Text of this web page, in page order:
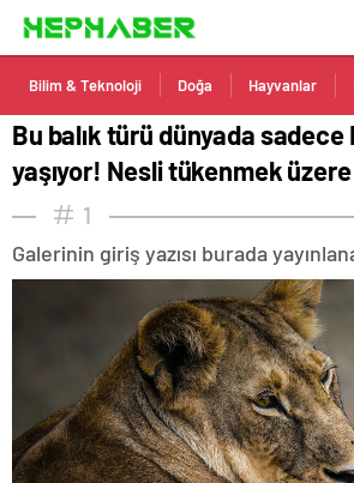
Bilim & Teknoloji Doğa Hayvanlar
Bu balık türü dünyada sadece
yaşıyor! Nesli tükenmek üzere
1
Galerinin giriş yazısı burada